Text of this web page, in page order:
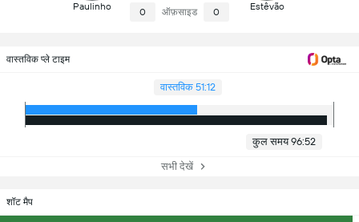
Paulinho 0 ऑफ़साइड 0 Estêvão
वास्तविक प्ले टाइम
वास्तविक 51:12
कुल समय 96:52
सभी देखें
शॉट मैप